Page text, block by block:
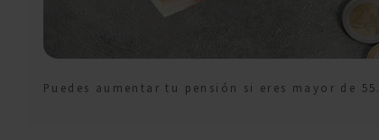
Puedes aumentar tu pensión si eres mayor de 55.